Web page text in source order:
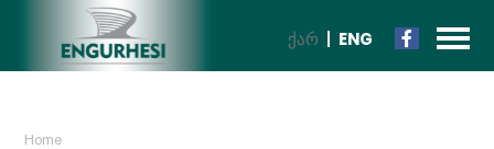
ᲥᲐᲠ ENG
Home